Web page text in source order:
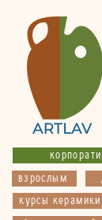
взрослым
курсы керамики